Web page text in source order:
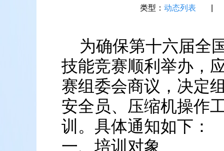
类型： 动态列表
为确保第十六届全
技能竞赛顺利举办，
赛组委会商议，决定
安全员、压缩机操作
训。具体通知如下：
一、培训对象